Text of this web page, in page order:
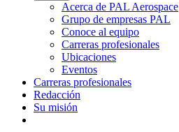
Acerca de PAL Aerospace
Grupo de empresas PAL
Conoce al equipo
Carreras profesionales
Ubicaciones
Eventos
Carreras profesionales
Redacción
Su misión